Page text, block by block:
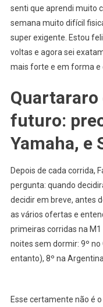
senti que aprendi muito
semana muito difícil
super exigente. Estou
voltas e agora sei
mais forte e em forma e
Quartararo
futuro:
Yamaha, e
Depois de cada corrida,
pergunta: quando
decidir em breve, antes
as vários ofertas e
primeiras corridas na
noites sem dormir: 9º no
entanto), 8º na
Esse certamente não é